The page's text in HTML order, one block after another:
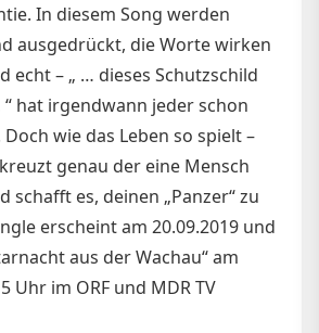
In diesem Song werden
ausgedrückt, die Worte wirken
echt – „ … dieses Schutzschild
hat irgendwann jeder schon
wie das Leben so spielt –
genau der eine Mensch
schafft es, deinen „Panzer“ zu
erscheint am 20.09.2019 und
aus der Wachau“ am
Uhr im ORF und MDR TV